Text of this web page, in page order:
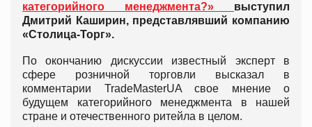
категорийного менеджмента?» выступил
Дмитрий Каширин, представлявший компанию
«Столица-Торг».
По окончанию дискуссии известный эксперт в
сфере розничной торговли высказал в
комментарии TradeMasterUA свое мнение о
будущем категорийного менеджмента в нашей
стране и отечественного ритейла в целом.